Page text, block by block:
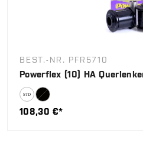
BEST.-NR. PFR5710
Powerflex (10) HA
108,30 €*